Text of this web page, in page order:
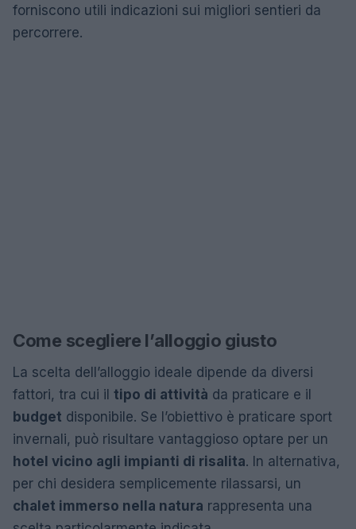
forniscono utili indicazioni sui migliori sentieri da
percorrere.
Come scegliere l’alloggio giusto
La scelta dell’alloggio ideale dipende da diversi
fattori, tra cui il tipo di attività da praticare e il
budget disponibile. Se l’obiettivo è praticare sport
invernali, può risultare vantaggioso optare per un
hotel vicino agli impianti di risalita. In alternativa,
per chi desidera semplicemente rilassarsi, un
chalet immerso nella natura rappresenta una